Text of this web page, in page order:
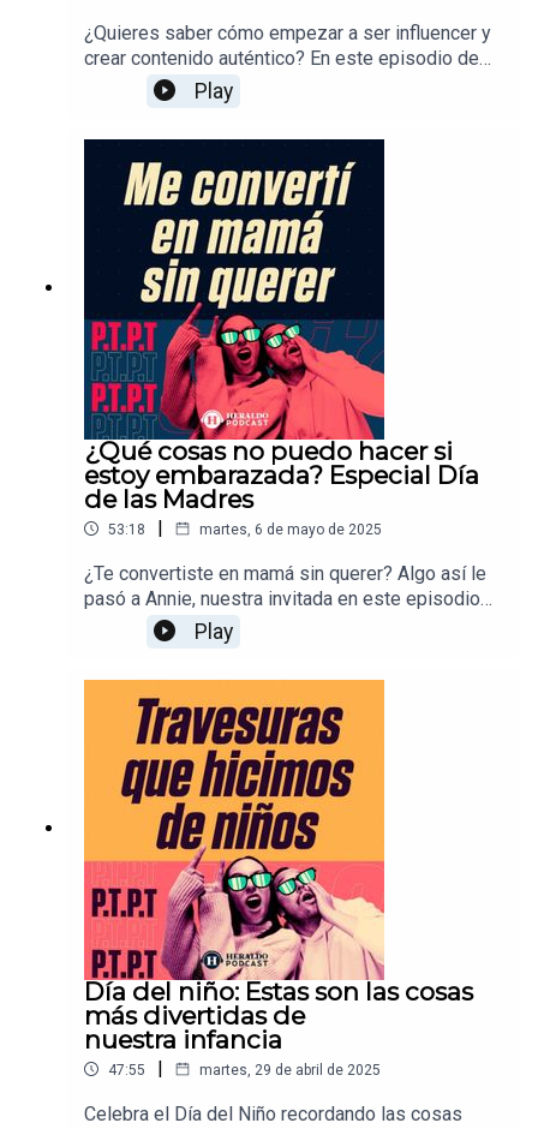
¿Quieres saber cómo empezar a ser influencer y
crear contenido auténtico? En este episodio de
PTPT, Fer Gay y Nuria Ocampo entrevistan a Azul
Raya, quien nos revela cómo se convirtió en
redes con su carrera como artista plástica.
Play
¿Qué cosas no puedo hacer si
estoy embarazada? Especial Día
de las Madres
53:18 | martes, 6 de mayo de 2025
¿Te convertiste en mamá sin querer? Algo así le
pasó a Annie, nuestra invitada en este episodio
especial para celebrar el Día de las Madres. En él,
nos cuenta todas las cosas que NO puedes hacer
cuando estás embarazada, ¡y algunas que ni
siquiera te dicen! Pero afortunadamente, Annie,
en PTPT, hizo una lista con todo lo que aprendió y
nos la leyó completa. ¿Están listos para
escucharla?
Play
Día del niño: Estas son las cosas
más divertidas de
nuestra infancia
47:55 | martes, 29 de abril de 2025
Celebra el Día del Niño recordando las cosas